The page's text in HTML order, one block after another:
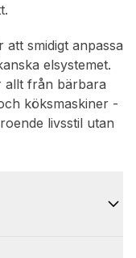
smidigt anpassa
elsystemet.
allt från bärbara
köksmaskiner -
livsstil utan